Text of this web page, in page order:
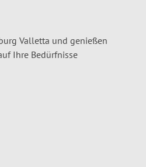
Valletta und genießen
Ihre Bedürfnisse